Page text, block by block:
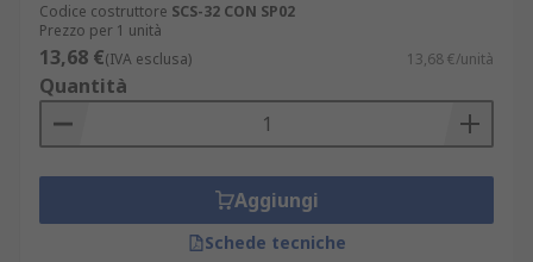
Codice costruttore SCS-32 CON SP02
Prezzo per 1 unità
13,68 €(IVA esclusa) 13,68 €/unità
Quantità
Aggiungi
Schede tecniche